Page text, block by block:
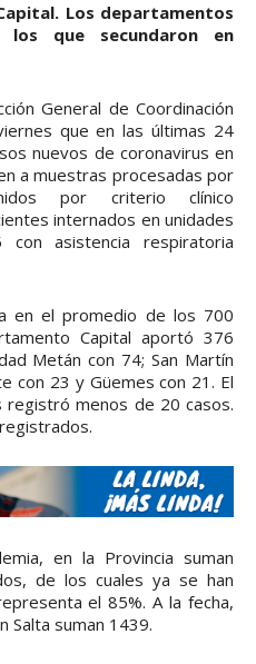
Los departamentos
que secundaron en
General de Coordinación
que en las últimas 24
nuevos de coronavirus en
a muestras procesadas por
por criterio clínico
internados en unidades
asistencia respiratoria
en el promedio de los 700
Capital aportó 376
Metán con 74; San Martín
con 23 y Güemes con 21. El
menos de 20 casos.
en la Provincia suman
de los cuales ya se han
el 85%. A la fecha,
Salta suman 1439.